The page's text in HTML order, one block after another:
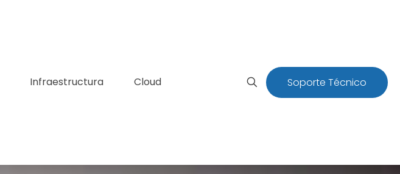
Infraestructura Cloud Soporte Técnico